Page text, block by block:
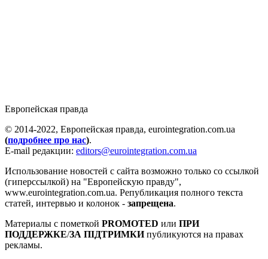
Европейская правда
© 2014-2022, Европейская правда, eurointegration.com.ua
(подробнее про нас).
E-mail редакции: editors@eurointegration.com.ua
Использование новостей с сайта возможно только со ссылкой
(гиперссылкой) на "Европейскую правду",
www.eurointegration.com.ua. Републикация полного текста
статей, интервью и колонок - запрещена.
Материалы с пометкой PROMOTED или ПРИ
ПОДДЕРЖКЕ/ЗА ПІДТРИМКИпубликуются на правах
рекламы.